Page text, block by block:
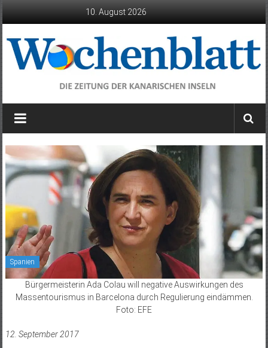
10. August 2026
Wochenblatt
die
der
Kanarischen
Inseln
Spanien
Bürgermeisterin Ada Colau will negative Auswirkungen des
Massentourismus in Barcelona durch Regulierung eindämmen.
Foto: EFE
12. September 2017